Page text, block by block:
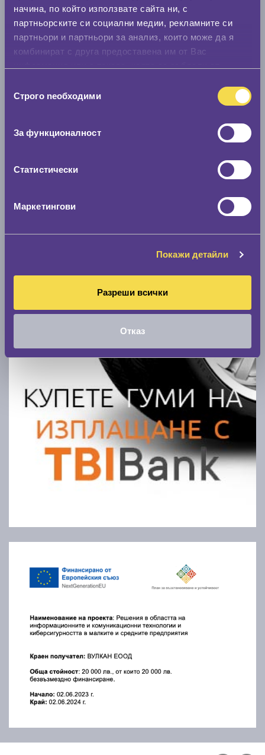
начина, по който използвате сайта ни, с
партньорските си социални медии, рекламните си
партньори и партньори за анализ, които може да я
комбинират с друга предоставена им от Вас
наСтрого nеобходими
За функционалност
Статистически
Маркетингови
Покажи детайли
Разреши всички
Отказ
Скоростомер при 100 км/ч
По марка автомобил